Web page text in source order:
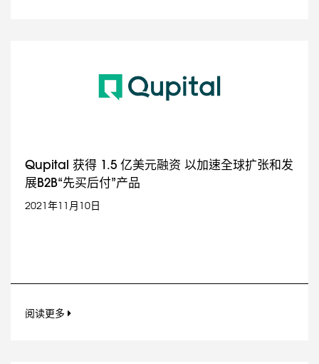
Qupital 获得 1.5 亿美元融资 以加速全球扩张和发
展B2B“先买后付”产品
2021年11月10日
阅读更多